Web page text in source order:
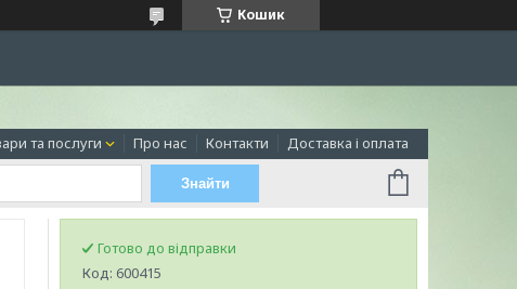
Кошик
та послуги Про нас Контакти Доставка і оплата
Знайти
Готово до відправки
Код: 600415